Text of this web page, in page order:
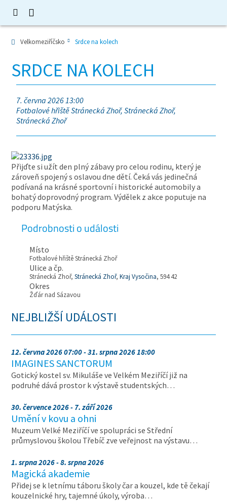
Velkomeziříčsko Srdce na kolech
SRDCE NA KOLECH
7. června 2026 13:00
Fotbalové hřiště Stránecká Zhoř, Stránecká Zhoř,
Stránecká Zhoř
Přijďte si užít den plný zábavy pro celou rodinu, který je
zároveň spojený s oslavou dne dětí. Čeká vás jedinečná
podívaná na krásné sportovní i historické automobily a
bohatý doprovodný program. Výdělek z akce poputuje na
podporu Matýska.
Podrobnosti o události
Místo
Fotbalové hřiště Stránecká Zhoř
Ulice a čp.
Stránecká Zhoř,Stránecká Zhoř,Kraj Vysočina, 594 42
Okres
Žďár nad Sázavou
NEJBLIŽŠÍ UDÁLOSTI
12. června 2026 07:00 - 31. srpna 2026 18:00
IMAGINES SANCTORUM
Gotický kostel sv. Mikuláše ve Velkém Meziříčí již na
podruhé dává prostor k výstavě studentských…
30. července 2026 - 7. září 2026
Umění v kovu a ohni
Muzeum Velké Meziříčí ve spolupráci se Střední
průmyslovou školou Třebíč zve veřejnost na výstavu…
1. srpna 2026 - 8. srpna 2026
Magická akademie
Přidej se k letnímu táboru školy čar a kouzel, kde tě čekají
kouzelnické hry, tajemné úkoly, výroba…